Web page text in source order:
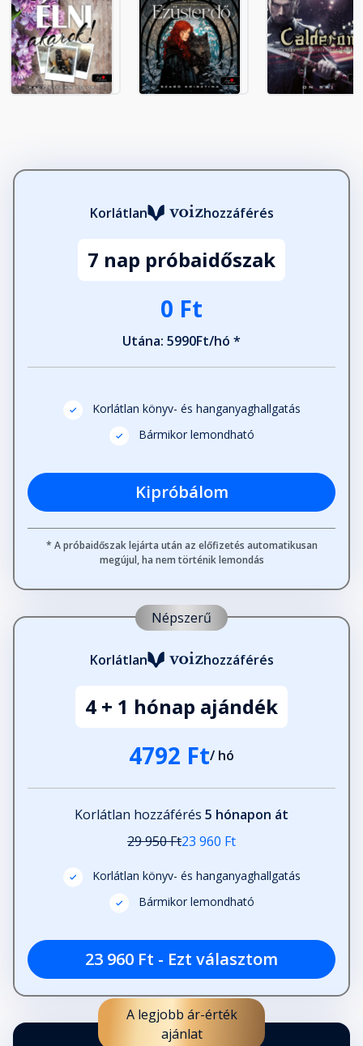
Korlátlan hozzáférés
7 nap próbaidőszak
0 Ft
Utána: 5990Ft/hó *
Korlátlan könyv- és hanganyaghallgatás
Bármikor lemondható
Kipróbálom
* A próbaidőszak lejárta után az előfizetés automatikusan
megújul, ha nem történik lemondás
Népszerű
Korlátlan hozzáférés
4 + 1 hónap ajándék
4792 Ft/ hó
Korlátlan hozzáférés 5 hónapon át
29 950 Ft23 960 Ft
Korlátlan könyv- és hanganyaghallgatás
Bármikor lemondható
23 960 Ft - Ezt választom
A legjobb ár-érték
ajánlat